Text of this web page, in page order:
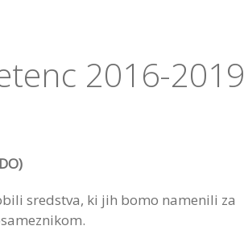
2016-2019
sredstva, ki jih bomo namenili za